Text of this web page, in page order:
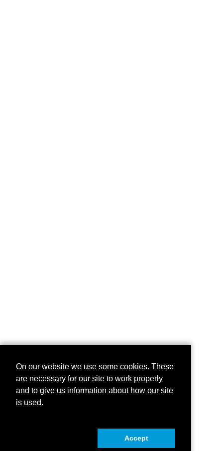
On our website we use some cookies. These
are necessary for our site to work properly
and to give us information about how our site
is used.
Accept